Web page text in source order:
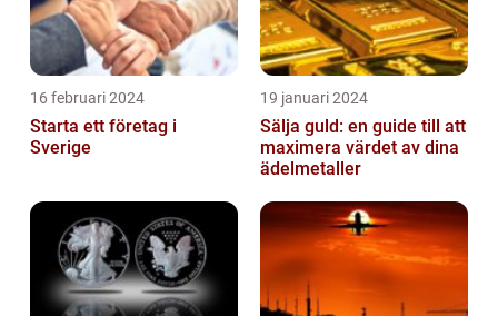
16 februari 2024
Starta ett företag i
Sverige
19 januari 2024
Sälja guld: en guide till att
maximera värdet av dina
ädelmetaller